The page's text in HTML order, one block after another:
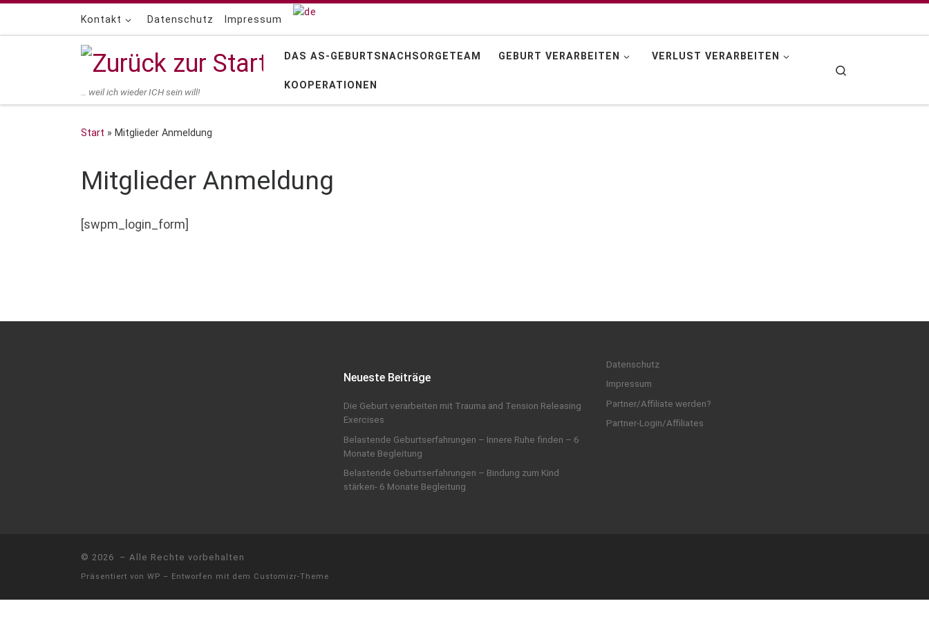
Zum Inhalt springen
Kontakt Datenschutz Impressum
… weil ich wieder ICH sein will!
DAS AS-GEBURTSNACHSORGETEAM GEBURT VERARBEITEN VERLUST VERARBEITEN
KOOPERATIONEN
Start » Mitglieder Anmeldung
Mitglieder Anmeldung
[swpm_login_form]
Neueste Beiträge
Die Geburt verarbeiten mit Trauma and Tension Releasing
Exercises
Belastende Geburtserfahrungen – Innere Ruhe finden – 6
Monate Begleitung
Belastende Geburtserfahrungen – Bindung zum Kind
stärken- 6 Monate Begleitung
Datenschutz
Impressum
Partner/Affiliate werden?
Partner-Login/Affiliates
© 2026 – Alle Rechte vorbehalten
Präsentiert von WP – Entworfen mit dem Customizr-Theme